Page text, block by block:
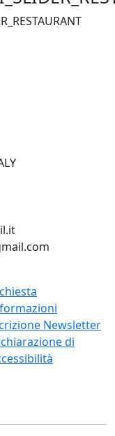
Newsletter
di